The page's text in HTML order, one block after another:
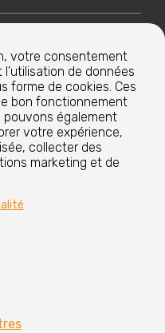
votre consentement
de données
forme de cookies. Ces
bon fonctionnement
pouvons également
votre expérience,
collecter des
marketing et de